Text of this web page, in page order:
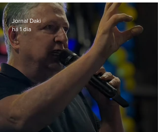
Jornal Daki
há 1 dia